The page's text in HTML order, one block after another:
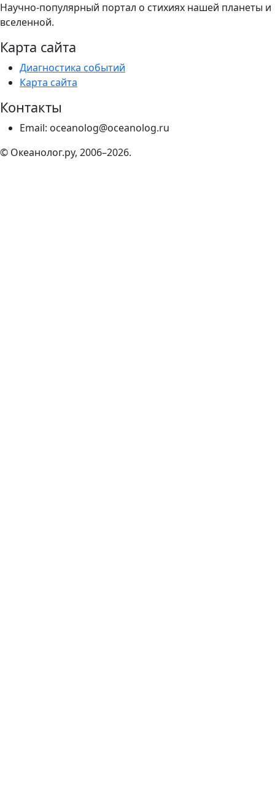
Научно-популярный портал о стихиях нашей планеты и
вселенной.
Карта сайта
Диагностика событий
Карта сайта
Контакты
Email: oceanolog@oceanolog.ru
© Океанолог.ру, 2006–2026.